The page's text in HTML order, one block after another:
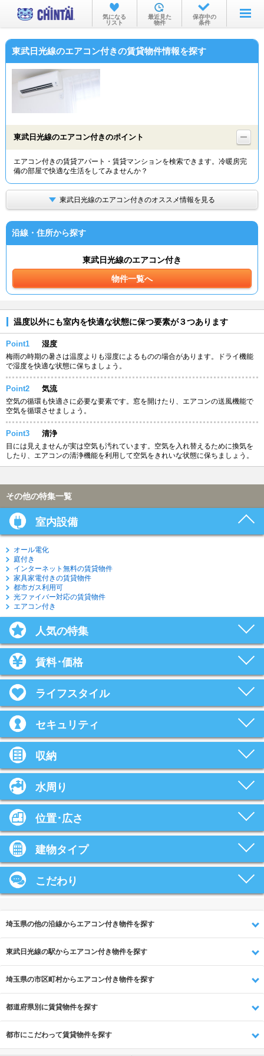
お部屋を探す
沿線・駅から
物件特集から
TOP
気になる
リスト
最近見た
物件
保存中の
条件
東武日光線のエアコン付きの賃貸物件情報を探す
東武日光線のエアコン付きのポイント
エアコン付きの賃貸アパート・賃貸マンションを検索できます。冷暖房完
備の部屋で快適な生活をしてみませんか？
東武日光線のエアコン付きのオススメ情報を見る
沿線・住所から探す
東武日光線のエアコン付き
物件一覧へ
温度以外にも室内を快適な状態に保つ要素が３つあります
Point1 湿度
梅雨の時期の暑さは温度よりも湿度によるものの場合があります。ドライ機能
で湿度を快適な状態に保ちましょう。
Point2 気流
空気の循環も快適さに必要な要素です。窓を開けたり、エアコンの送風機能で
空気を循環させましょう。
Point3 清浄
目には見えませんが実は空気も汚れています。空気を入れ替えるために換気を
したり、エアコンの清浄機能を利用して空気をきれいな状態に保ちましょう。
その他の特集一覧
室内設備
オール電化
庭付き
インターネット無料の賃貸物件
家具家電付きの賃貸物件
都市ガス利用可
光ファイバー対応の賃貸物件
エアコン付き
人気の特集
賃料･価格
ライフスタイル
セキュリティ
収納
水周り
位置･広さ
建物タイプ
こだわり
埼玉県の他の沿線からエアコン付き物件を探す
東武日光線の駅からエアコン付き物件を探す
埼玉県の市区町村からエアコン付き物件を探す
都道府県別に賃貸物件を探す
都市にこだわって賃貸物件を探す